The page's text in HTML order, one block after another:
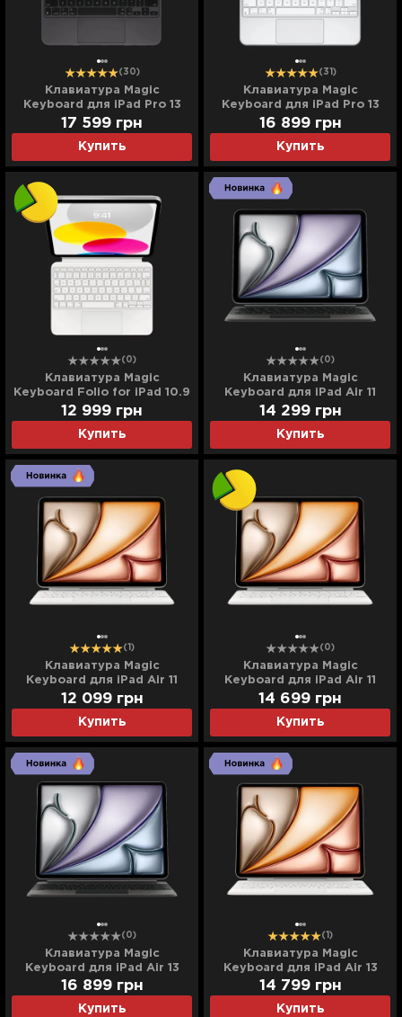
(30)
Клавиатура Magic
Keyboard для iPad Pro 13
(Black) (MWR53) (2024)
Купить
17 599 грн
(31)
Клавиатура Magic
Keyboard для iPad Pro 13
(White) (MWR43) (2024)
Купить
16 899 грн
(0)
Клавиатура Magic
Keyboard Folio for iPad 10.9
2022 / iPad 11 2025
(MQDP3) (Ultra)
Купить
12 999 грн
(0)
Клавиатура Magic
Keyboard для iPad Air 11
(Black) (MGYX4) (2025)
Купить
14 299 грн
(1)
Клавиатура Magic
Keyboard для iPad Air 11
(M3) (White) (MDFV4)
Купить
12 099 грн
(0)
Клавиатура Magic
Keyboard для iPad Air 11
(M3) (White) (MDFV4)
(Ultra)
Купить
14 699 грн
(0)
Клавиатура Magic
Keyboard для iPad Air 13
(Black) (MGYY4) (2025)
Купить
16 899 грн
(1)
Клавиатура Magic
Keyboard для iPad Air 13
(M3) (White) (MDFW4)
Купить
14 799 грн